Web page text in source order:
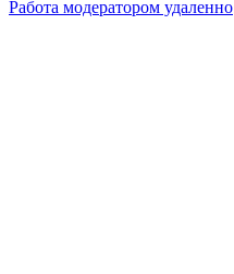
Работа модератором удаленно